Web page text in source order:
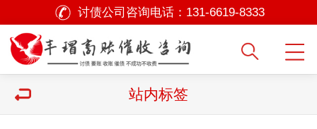
讨债公司咨询电话： 131-6619-8333
站内标签